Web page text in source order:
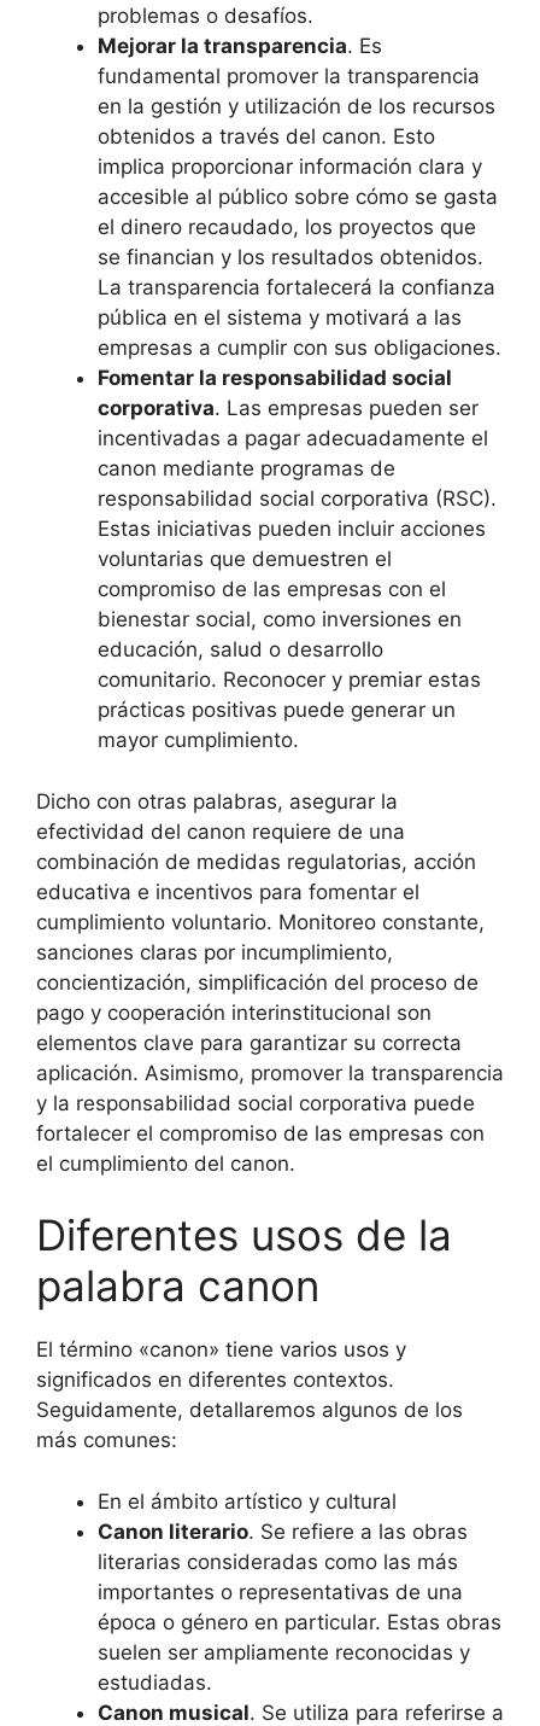
problemas o desafíos.
Mejorar la transparencia. Es
fundamental promover la transparencia
en la gestión y utilización de los recursos
obtenidos a través del canon. Esto
implica proporcionar información clara y
accesible al público sobre cómo se gasta
el dinero recaudado, los proyectos que
se financian y los resultados obtenidos.
La transparencia fortalecerá la confianza
pública en el sistema y motivará a las
empresas a cumplir con sus obligaciones.
Fomentar la responsabilidad social
corporativa. Las empresas pueden ser
incentivadas a pagar adecuadamente el
canon mediante programas de
responsabilidad social corporativa (RSC).
Estas iniciativas pueden incluir acciones
voluntarias que demuestren el
compromiso de las empresas con el
bienestar social, como inversiones en
educación, salud o desarrollo
comunitario. Reconocer y premiar estas
prácticas positivas puede generar un
mayor cumplimiento.
Dicho con otras palabras, asegurar la
efectividad del canon requiere de una
combinación de medidas regulatorias, acción
educativa e incentivos para fomentar el
cumplimiento voluntario. Monitoreo constante,
sanciones claras por incumplimiento,
concientización, simplificación del proceso de
pago y cooperación interinstitucional son
elementos clave para garantizar su correcta
aplicación. Asimismo, promover la transparencia
y la responsabilidad social corporativa puede
fortalecer el compromiso de las empresas con
el cumplimiento del canon.
Diferentes usos de la
palabra canon
El término «canon» tiene varios usos y
significados en diferentes contextos.
Seguidamente, detallaremos algunos de los
más comunes:
En el ámbito artístico y cultural
Canon literario. Se refiere a las obras
literarias consideradas como las más
importantes o representativas de una
época o género en particular. Estas obras
suelen ser ampliamente reconocidas y
estudiadas.
Canon musical. Se utiliza para referirse a